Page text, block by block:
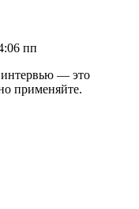
пп
— это
применяйте.